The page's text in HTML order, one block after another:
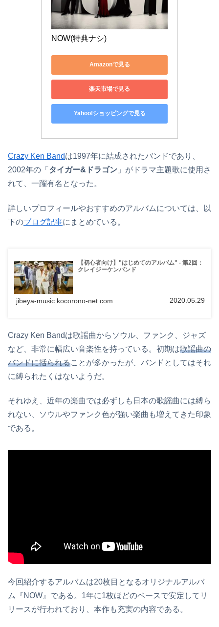
NOW(特典ナシ)
Amazonで見る
楽天市場で見る
Yahoo!ショッピングで見る
Crazy Ken Bandは1997年に結成されたバンドであり、
2002年の「 タイガー&ドラゴン 」がドラマ主題歌に使用さ
れて、一躍有名となった。
詳しいプロフィールやおすすめのアルバムについては、以
下のブログ記事にまとめている。
【初心者向け】"はじめてのアルバム" - 第2回：
クレイジーケンバンド
jibeya-music.kocorono-net.com 2020.05.29
Crazy Ken Bandは歌謡曲からソウル、ファンク、ジャズ
など、非常に幅広い音楽性を持っている。初期は歌謡曲の
バンドに括られることが多かったが、バンドとしてはそれ
に縛られたくはないようだ。
それゆえ、近年の楽曲では必ずしも日本の歌謡曲には縛ら
れない、ソウルやファンク色が強い楽曲も増えてきた印象
である。
今回紹介するアルバムは20枚目となるオリジナルアルバ
ム『NOW』である。1年に1枚ほどのペースで安定してリ
リースが行われており、本作も充実の内容である。